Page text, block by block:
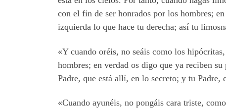
con el fin de ser honrados por los hombres;
izquierda lo que hace tu derecha; así tu
«Y cuando oréis, no seáis como los
hombres; en verdad os digo que ya reciben
Padre, que está allí, en lo secreto; y tu Padre,
«Cuando ayunéis, no pongáis cara triste,